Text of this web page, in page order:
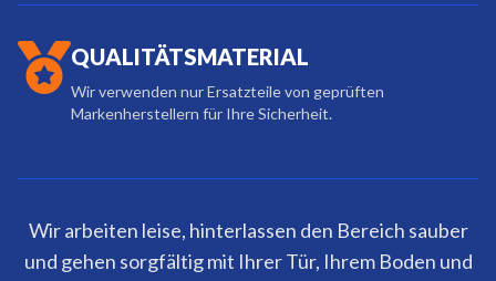
QUALITÄTSMATERIAL
Wir verwenden nur Ersatzteile von geprüften
Markenherstellern für Ihre Sicherheit.
Wir arbeiten leise, hinterlassen den Bereich sauber
und gehen sorgfältig mit Ihrer Tür, Ihrem Boden und